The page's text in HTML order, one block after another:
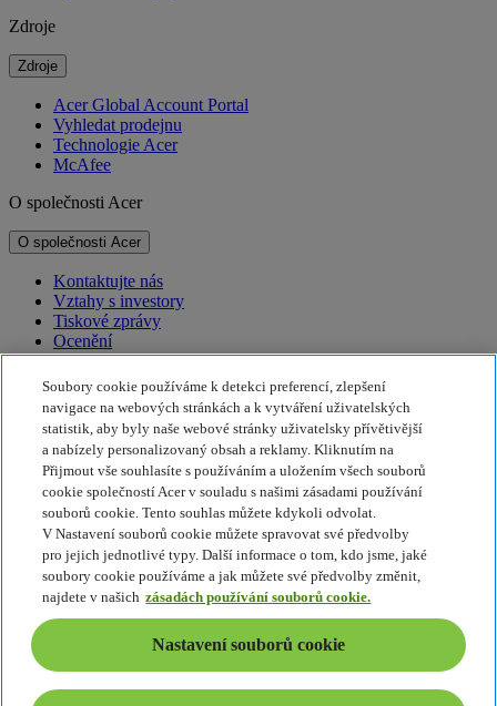
Zdroje
Zdroje
Acer Global Account Portal
Vyhledat prodejnu
Technologie Acer
McAfee
O společnosti Acer
O společnosti Acer
Kontaktujte nás
Vztahy s investory
Tiskové zprávy
Ocenění
Události
Udržitelnost
Udržitelnost
Společenská odpovědnost firem
Uhlíková stopa produktů
Program Project Humanity
Earthion
Zásady ochrany soukromí
Zásady používání souborů cookie
Právní upozornění
Dodatečné smluvní podmínky
Zásady přístupnosti
Nastavení souborů cookie
Česká Republika - Čeština
Soubory cookie používáme k detekci preferencí, zlepšení
navigace na webových stránkách a k vytváření uživatelských
statistik, aby byly naše webové stránky uživatelsky přívětivější
a nabízely personalizovaný obsah a reklamy. Kliknutím na
Přijmout vše souhlasíte s používáním a uložením všech souborů
cookie společností Acer v souladu s našimi zásadami používání
souborů cookie. Tento souhlas můžete kdykoli odvolat.
V Nastavení souborů cookie můžete spravovat své předvolby
pro jejich jednotlivé typy. Další informace o tom, kdo jsme, jaké
soubory cookie používáme a jak můžete své předvolby změnit,
najdete v našich zásadách používání souborů cookie.
Nastavení souborů cookie